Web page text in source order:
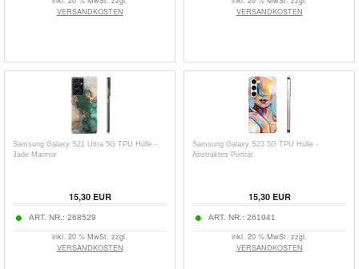
VERSANDKOSTEN
VERSANDKOSTEN
Samsung Galaxy S21 Ultra 5G TPU Hülle -
Jade Marmor
15,30 EUR
ART. NR.: 268529
inkl. 20 % MwSt. zzgl.
VERSANDKOSTEN
Samsung Galaxy S23 5G TPU Hülle -
Abstraktes Porträt
15,30 EUR
ART. NR.: 261941
inkl. 20 % MwSt. zzgl.
VERSANDKOSTEN